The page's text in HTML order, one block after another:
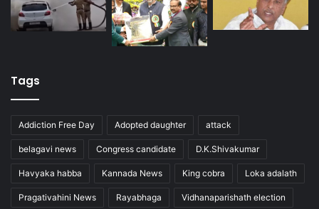
Tags
Addiction Free Day Adopted daughter attack
belagavi news Congress candidate D.K.Shivakumar
Havyaka habba Kannada News King cobra Loka adalath
Pragativahini News Rayabhaga Vidhanaparishath election